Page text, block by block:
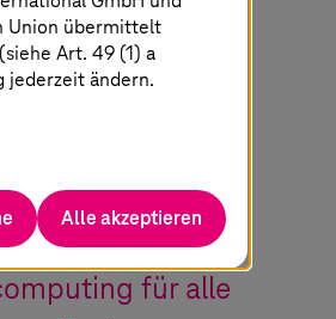
mit
gezielten
für alle
Union übermittelt
Art. 49 (1) a
jederzeit ändern.
Alle akzeptieren